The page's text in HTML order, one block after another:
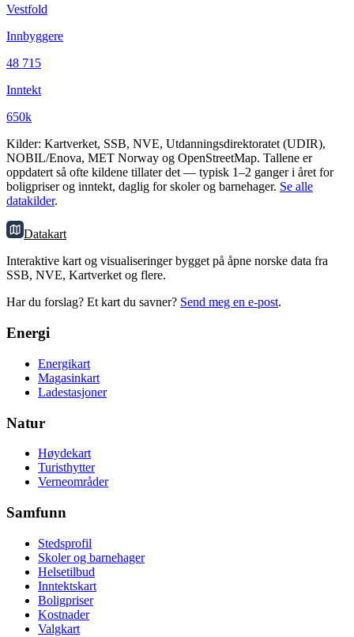
Vestfold
Innbyggere
48 715
Inntekt
650k
Kilder: Kartverket, SSB, NVE, Utdanningsdirektoratet (UDIR),
NOBIL/Enova, MET Norway og OpenStreetMap. Tallene er
oppdatert så ofte kildene tillater det — typisk 1–2 ganger i året for
boligpriser og inntekt, daglig for skoler og barnehager. Se alle
datakilder.
Datakart
Interaktive kart og visualiseringer bygget på åpne norske data fra
SSB, NVE, Kartverket og flere.
Har du forslag? Et kart du savner? Send meg en e-post.
Energi
Energikart
Magasinkart
Ladestasjoner
Natur
Høydekart
Turisthytter
Verneområder
Samfunn
Stedsprofil
Skoler og barnehager
Helsetilbud
Inntektskart
Boligpriser
Kostnader
Valgkart